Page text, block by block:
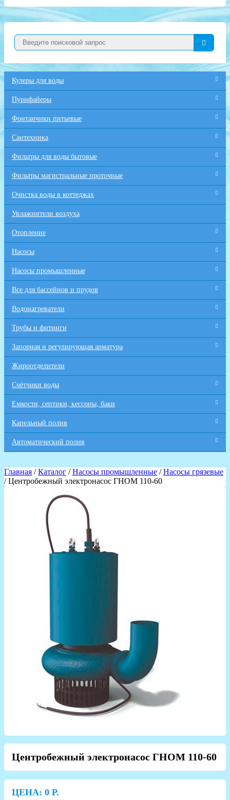
Кулеры для воды
Пурифайеры
Фонтанчики питьевые
Сантехника
Фильтры для воды бытовые
Фильтры магистральные проточные
Очистка воды в коттеджах
Увлажнители воздуха
Отопление
Насосы
Насосы промышленные
Все для бaссейнов и прудов
Водонагреватели
Трубы и фитинги
Запорная и регулирующая арматура
Жироотделители
Счётчики воды
Емкости, септики, кессоны, баки
Капельный полив
Автоматический полив
Главная /Каталог /Насосы промышленные /Насосы грязевые
/ Центробежный электронасос ГНОМ 110-60
Центробежный электронасос ГНОМ 110-60
ЦЕНА: 0 Р.